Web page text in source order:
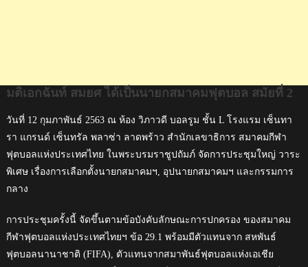
มติเอกฉันท์ สมยศ ได้เป็นนายกสมาคมฟุตบอล สมัยที่​ 2
วันที่ 12 กุมภาพันธ์ 2563 ณ ห้อง วิภาวดี บอลรูม ชั้น L โรงแรม เซ็นทา
รา แกรนด์ เซ็นทรัล พลาซ่า ลาดพร้าว สำนักเลขาธิการ สมาคมกีฬา
ฟุตบอลแห่งประเทศไทย ในพระบรมราชูปถัมภ์ จัดการประชุมใหญ่ วาระ
พิเศษ เรื่องการเลือกตั้งนายกสมาคมฯ, อุปนายกสมาคมฯ และกรรมการ
กลาง
การประชุมครั้งนี้ จัดขึ้นตามข้อบังคับลักษณะการปกครอง ของสมาคม
กีฬาฟุตบอลแห่งประเทศไทยฯ ข้อ 29.1 พร้อมมีตัวแทนจาก สหพันธ์
ฟุตบอลนานาชาติ (FIFA), ตัวแทนจากสมาพันธ์ฟุตบอลแห่งเอเชีย